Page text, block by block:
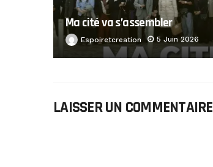
Ma cité va s’assembler
Espoiretcreation 5 Juin 2026
LAISSER UN COMMENTAIRE